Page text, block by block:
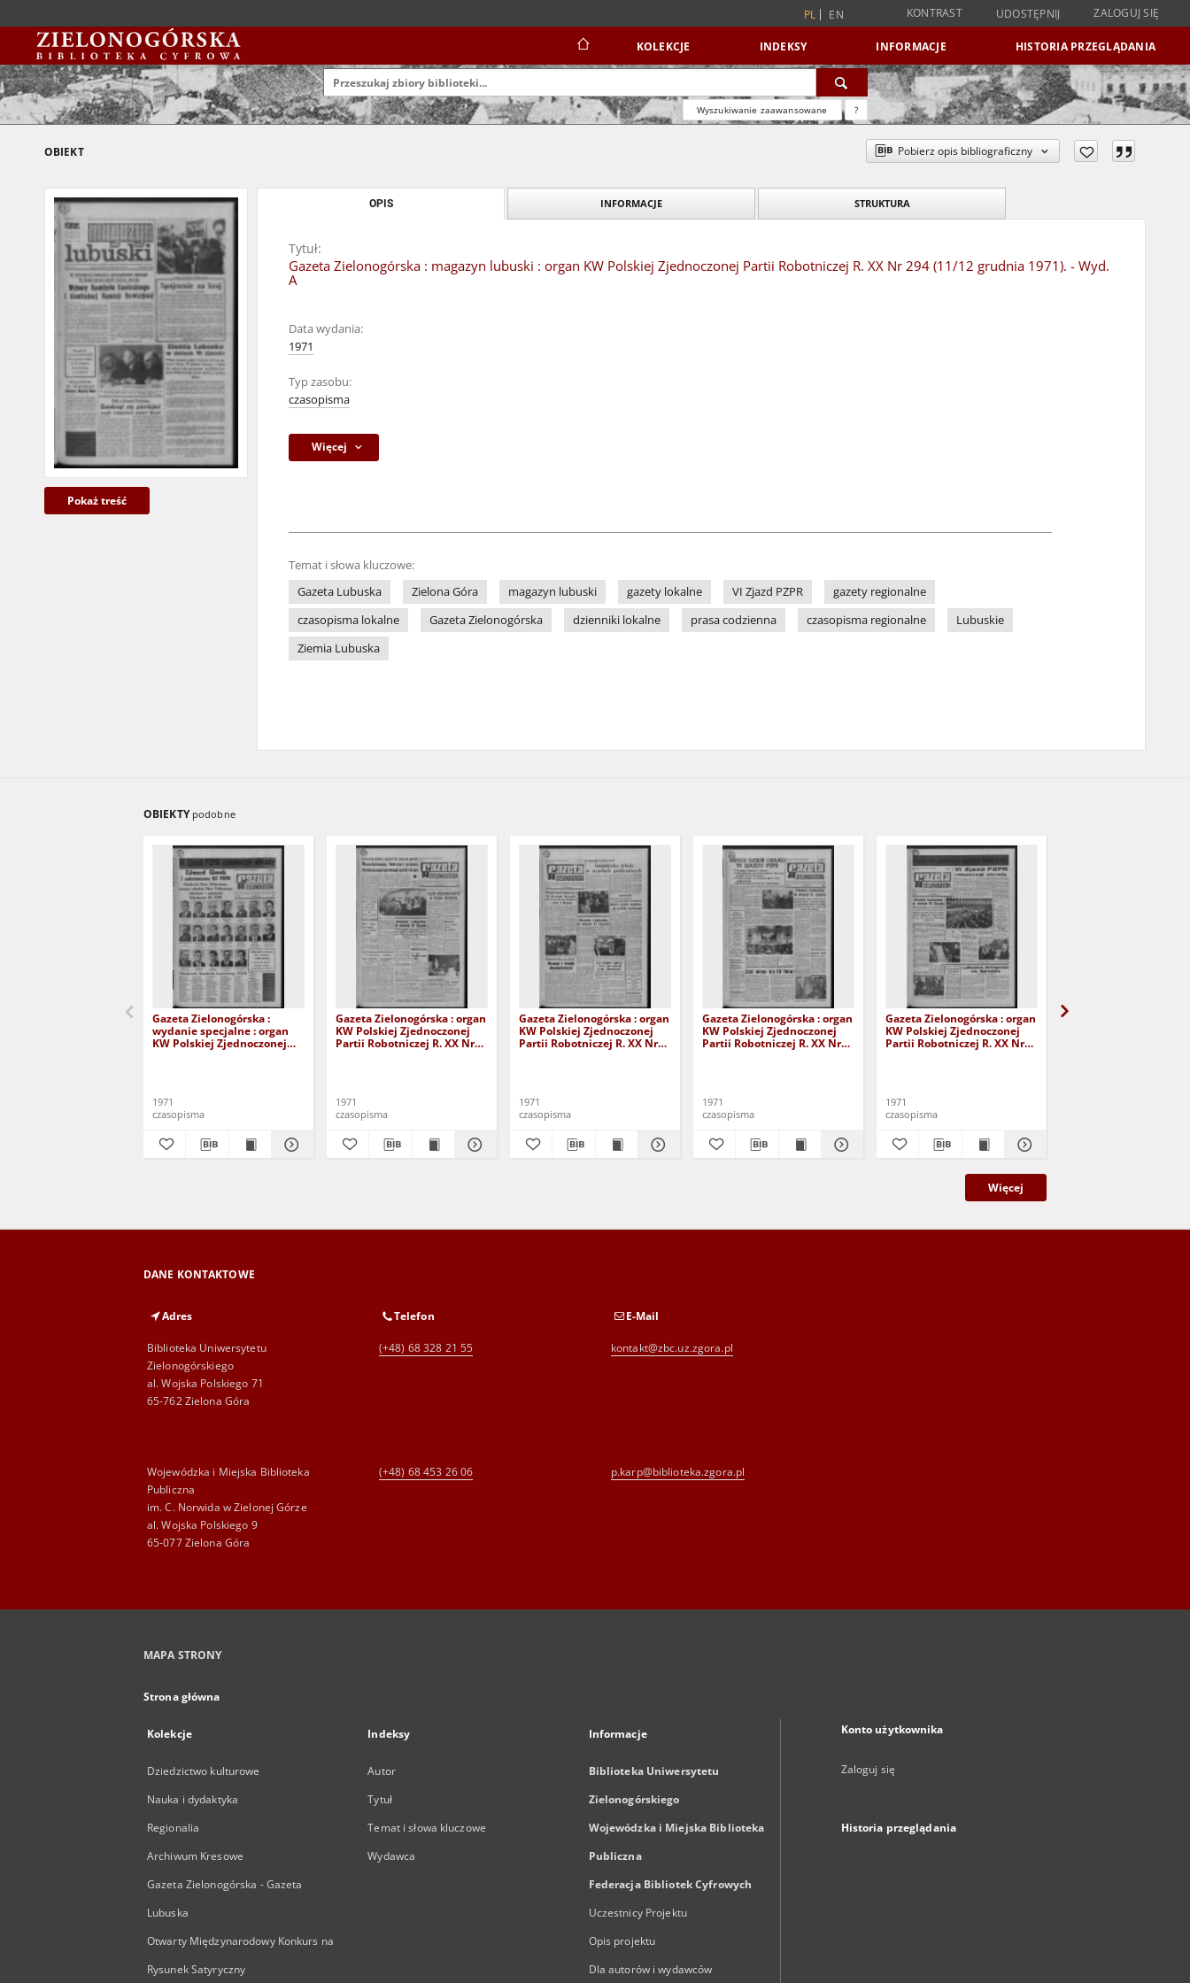
PL EN KONTRAST UDOSTĘPNIJ ZALOGUJ SIĘ
KOLEKCJE INDEKSY INFORMACJE HISTORIA PRZEGLĄDANIA
Wyszukiwanie zaawansowane ?
OBIEKT Pobierz opis bibliograficzny
Pokaż treść
OPIS INFORMACJE STRUKTURA
Tytuł:
Gazeta Zielonogórska : magazyn lubuski : organ KW Polskiej Zjednoczonej Partii Robotniczej R. XX Nr 294 (11/12 grudnia 1971). - Wyd.
A
Data wydania:
1971
Typ zasobu:
czasopisma
Więcej
Temat i słowa kluczowe:
Gazeta Lubuska
Zielona Góra magazyn lubuski gazety lokalne VI Zjazd PZPR
gazety regionalne
czasopisma lokalne
Gazeta Zielonogórska dzienniki lokalne prasa codzienna czasopisma regionalne
Lubuskie
Ziemia Lubuska
OBIEKTY podobne
Gazeta Zielonogórska :
wydanie specjalne : organ
KW Polskiej Zjednoczonej
1971
czasopisma
Gazeta Zielonogórska : organ
KW Polskiej Zjednoczonej
Partii Robotniczej R. XX Nr
1971
czasopisma
Gazeta Zielonogórska : organ
KW Polskiej Zjednoczonej
Partii Robotniczej R. XX Nr
1971
czasopisma
Gazeta Zielonogórska : organ
KW Polskiej Zjednoczonej
Partii Robotniczej R. XX Nr
1971
czasopisma
Gazeta Zielonogórska : organ
KW Polskiej Zjednoczonej
Partii Robotniczej R. XX Nr
1971
czasopisma
Więcej
DANE KONTAKTOWE
Adres
Biblioteka Uniwersytetu
Zielonogórskiego
al. Wojska Polskiego 71
65-762 Zielona Góra
Telefon
(+48) 68 328 21 55
E-Mail
kontakt@zbc.uz.zgora.pl
Wojewódzka i Miejska Biblioteka
Publiczna
im. C. Norwida w Zielonej Górze
al. Wojska Polskiego 9
65-077 Zielona Góra
(+48) 68 453 26 06 p.karp@biblioteka.zgora.pl
MAPA STRONY
Strona główna
Kolekcje
Dziedzictwo kulturowe
Nauka i dydaktyka
Regionalia
Archiwum Kresowe
Gazeta Zielonogórska - Gazeta
Lubuska
Otwarty Międzynarodowy Konkurs na
Rysunek Satyryczny
Indeksy
Autor
Tytuł
Temat i słowa kluczowe
Wydawca
Informacje
Biblioteka Uniwersytetu
Zielonogórskiego
Wojewódzka i Miejska Biblioteka
Publiczna
Federacja Bibliotek Cyfrowych
Uczestnicy Projektu
Opis projektu
Dla autorów i wydawców
Konto użytkownika
Zaloguj się
Historia przeglądania